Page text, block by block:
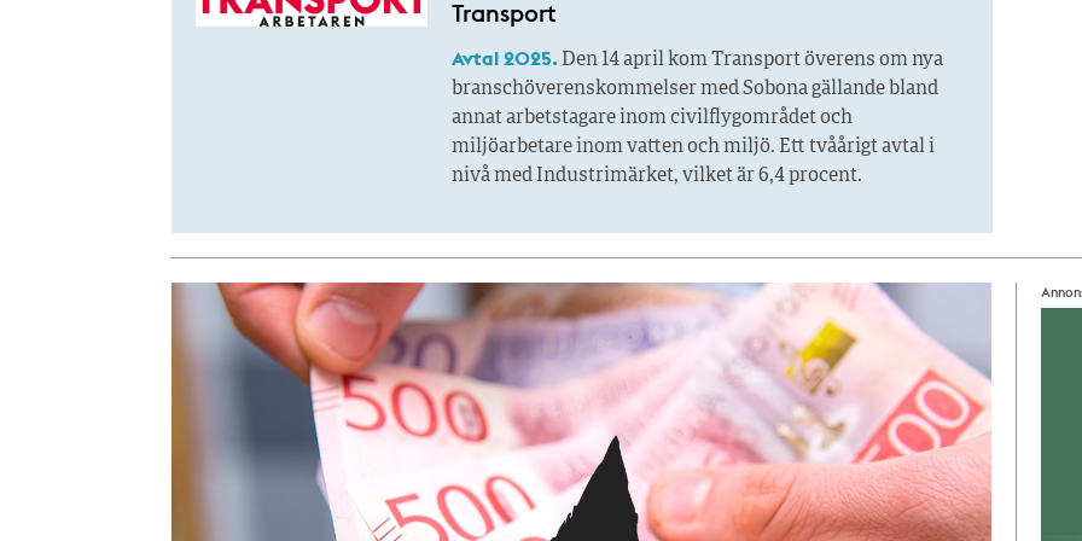
Transport
Avtal 2025.Den 14 april kom Transport överens om nya
branschöverenskommelser med Sobona gällande bland
annat arbetstagare inom civilflygområdet och
miljöarbetare inom vatten och miljö. Ett tvåårigt avtal i
nivå med Industrimärket, vilket är 6,4 procent.